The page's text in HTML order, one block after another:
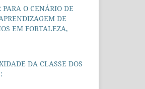
O CENÁRIO DE
DE
EM FORTALEZA,
DA CLASSE DOS